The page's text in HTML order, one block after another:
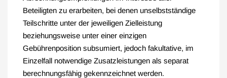
Beteiligten zu erarbeiten, bei denen unselbstständige
Teilschritte unter der jeweiligen Zielleistung
beziehungsweise unter einer einzigen
Gebührenposition subsumiert, jedoch fakultative, im
Einzelfall notwendige Zusatzleistungen als separat
berechnungsfähig gekennzeichnet werden.